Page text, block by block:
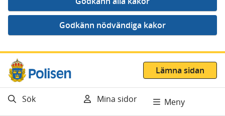
Gå direkt till innehåll
Lämna sidan
Sök Mina sidor Meny